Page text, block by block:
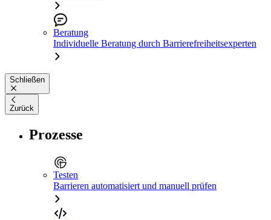
Beratung
Individuelle Beratung durch Barrierefreiheitsexperten
Schließen
Zurück
Prozesse
Testen
Barrieren automatisiert und manuell prüfen